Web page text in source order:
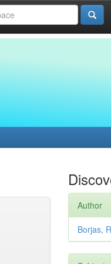
Author
Borjas,